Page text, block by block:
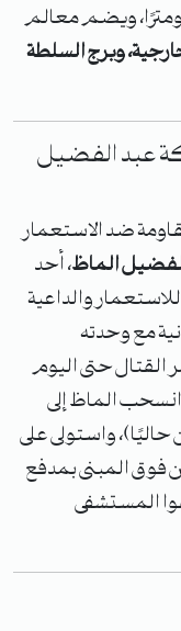
الشارع لمسافة ١٢ كيلومترًا، ويضم معالم
وبرج السلطة
عبد الفضيل
ضد الاستعمار
الماظ، أحد
والداعية
مع وحدته
القتال حتى اليوم
انسحب الماظ إلى
واستولى على
فوق المبنى بمدفع
المستشفى